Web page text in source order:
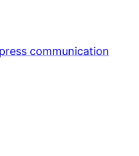
communication